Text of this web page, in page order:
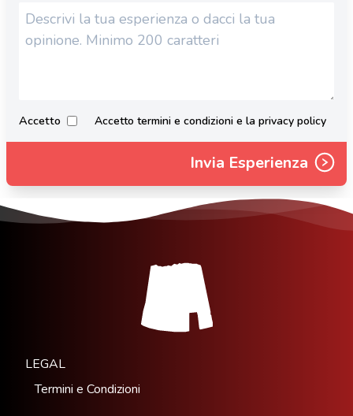
Accetto Accetto termini e condizioni e la privacy policy
Invia Esperienza
LEGAL
Termini e Condizioni